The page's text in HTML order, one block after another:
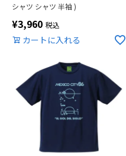
シャツ シャツ 半袖 )
¥3,960 税込
カートに入れる